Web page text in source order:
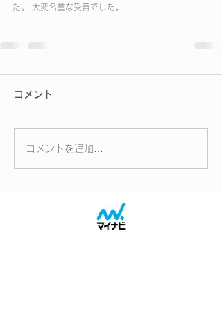
た。 大変名誉な受賞でした。
コメント
コメントを追加…